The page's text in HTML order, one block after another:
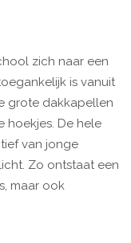
zich naar een
is vanuit
grote dakkapellen
hoekjes. De hele
van jonge
Zo ontstaat een
maar ook